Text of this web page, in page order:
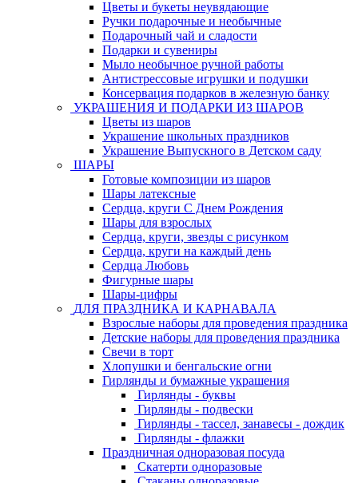
Цветы и букеты неувядающие
Ручки подарочные и необычные
Подарочный чай и сладости
Подарки и сувениры
Мыло необычное ручной работы
Антистрессовые игрушки и подушки
Консервация подарков в железную банку
УКРАШЕНИЯ И ПОДАРКИ ИЗ ШАРОВ
Цветы из шаров
Украшение школьных праздников
Украшение Выпускного в Детском саду
ШАРЫ
Готовые композиции из шаров
Шары латексные
Сердца, круги С Днем Рождения
Шары для взрослых
Сердца, круги, звезды с рисунком
Сердца, круги на каждый день
Сердца Любовь
Фигурные шары
Шары-цифры
ДЛЯ ПРАЗДНИКА И КАРНАВАЛА
Взрослые наборы для проведения праздника
Детские наборы для проведения праздника
Свечи в торт
Хлопушки и бенгальские огни
Гирлянды и бумажные украшения
Гирлянды - буквы
Гирлянды - подвески
Гирлянды - тассел, занавесы - дождик
Гирлянды - флажки
Праздничная одноразовая посуда
Скатерти одноразовые